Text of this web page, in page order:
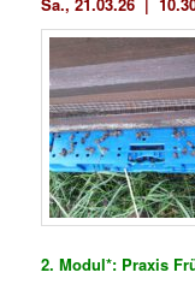
2. Modul*: Praxis